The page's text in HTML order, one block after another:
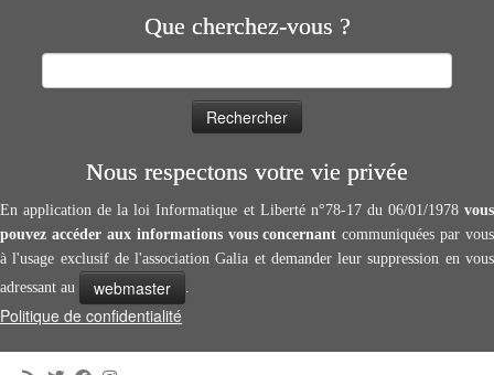
Que cherchez-vous ?
Nous respectons votre vie privée
En application de la loi Informatique et Liberté n°78-17 du 06/01/1978 vous
pouvez accéder aux informations vous concernantcommuniquées par vous
à l'usage exclusif de l'association Galia et demander leur suppression en vous
adressant au
webmaster
Politique de confidentialité